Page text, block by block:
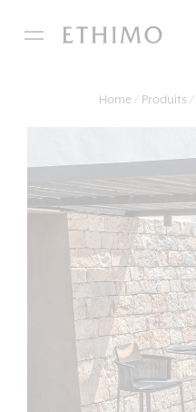
Home Produits